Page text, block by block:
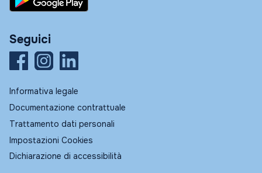
Seguici
Informativa legale
Documentazione contrattuale
Trattamento dati personali
Impostazioni Cookies
Dichiarazione di accessibilità